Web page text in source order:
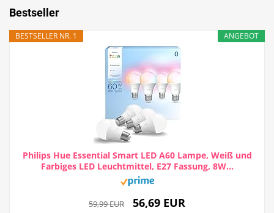
Bestseller
ANGEBOT
BESTSELLER NR. 1
Philips Hue Essential Smart LED A60 Lampe, Weiß und
Farbiges LED Leuchtmittel, E27 Fassung, 8W...
59,99 EUR 56,69 EUR